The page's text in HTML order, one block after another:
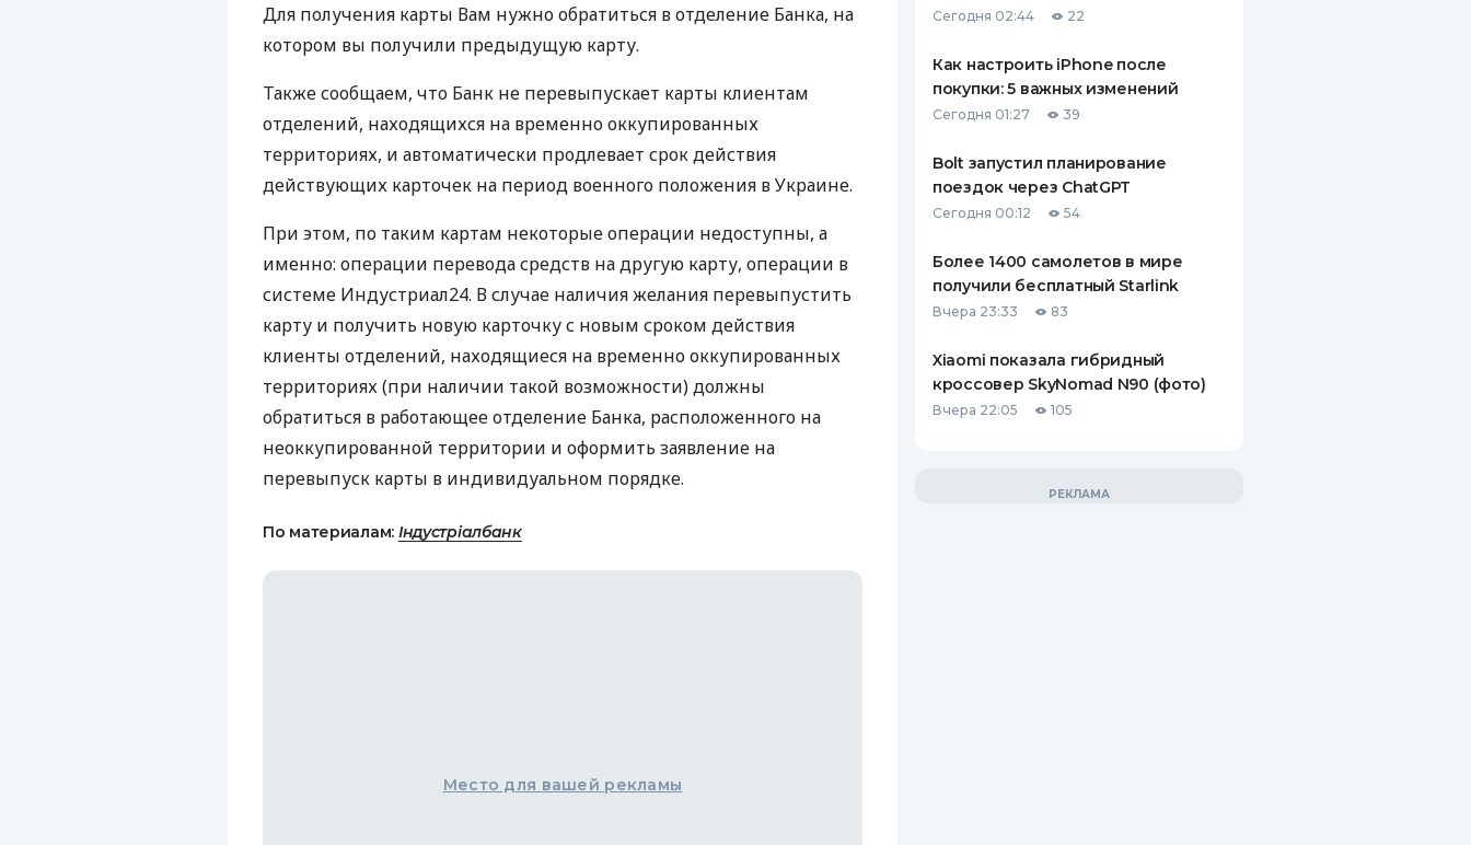
ПУТЕВОДИТЕЛИ ПО
БАНКОВСКИМ КАРТАМ
ВСЕ СТРАХОВЫЕ ПОЛИСЫ
ОТЗЫВЫ О СТРАХОВЫХ
КОМПАНИЯХ
КОНТАКТЫ
Для получения карты Вам нужно обратиться в отделение Банка, на
котором вы получили предыдущую карту.
Также сообщаем, что Банк не перевыпускает карты клиентам
отделений, находящихся на временно оккупированных
территориях, и автоматически продлевает срок действия
действующих карточек на период военного положения в Украине.
При этом, по таким картам некоторые операции недоступны, а
именно: операции перевода средств на другую карту, операции в
системе Индустриал24. В случае наличия желания перевыпустить
карту и получить новую карточку с новым сроком действия
клиенты отделений, находящиеся на временно оккупированных
территориях (при наличии такой возможности) должны
обратиться в работающее отделение Банка, расположенного на
неоккупированной территории и оформить заявление на
перевыпуск карты в индивидуальном порядке.
По материалам: Індустріалбанк
Место для вашей рекламы
Сегодня 02:44 22
Как настроить iPhone после
покупки: 5 важных изменений
Сегодня 01:27 39
Bolt запустил планирование
поездок через ChatGPT
Сегодня 00:12 54
Более 1400 самолетов в мире
получили бесплатный Starlink
Вчера 23:33 83
Xiaomi показала гибридный
кроссовер SkyNomad N90 (фото)
Вчера 22:05 105